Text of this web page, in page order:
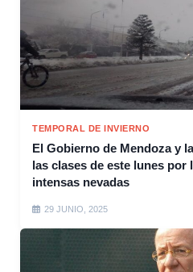
TEMPORAL DE INVIERNO
El Gobierno de Mendoza y
las clases de este lunes por
intensas nevadas
29 JUNIO, 2025